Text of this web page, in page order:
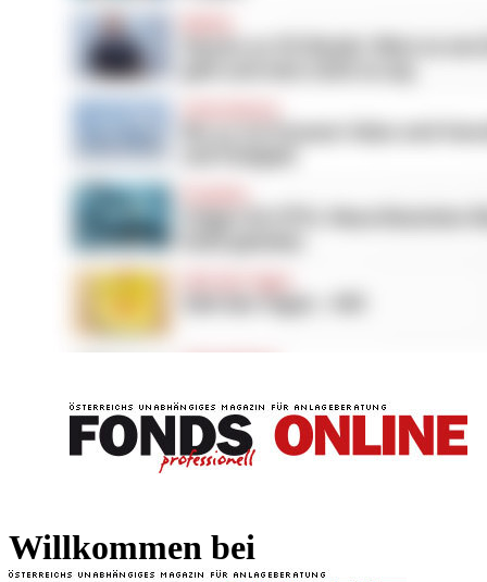
Willkommen bei